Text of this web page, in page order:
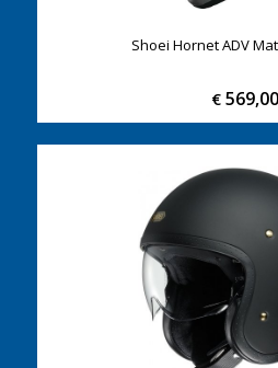
Shoei Hornet ADV
€569,00